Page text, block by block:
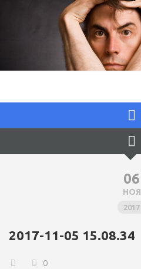
06
НОЯ
2017
2017-11-05 15.08.34
0